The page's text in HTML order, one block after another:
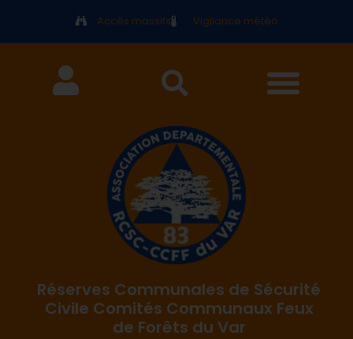
Accès massifs Vigilance météo
Réserves Communales de Sécurité
Civile Comités Communaux Feux
de Forêts du Var